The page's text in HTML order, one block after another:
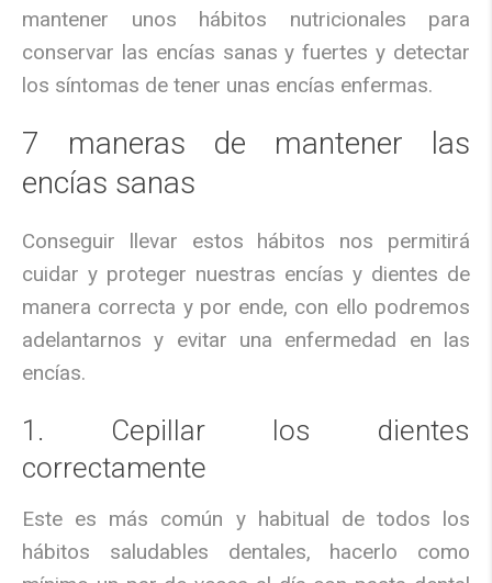
mantener unos hábitos nutricionales para
conservar las encías sanas y fuertes y detectar
los síntomas de tener unas encías enfermas.
7 maneras de mantener las
encías sanas
Conseguir llevar estos hábitos nos permitirá
cuidar y proteger nuestras encías y dientes de
manera correcta y por ende, con ello podremos
adelantarnos y evitar una enfermedad en las
encías.
1. Cepillar los dientes
correctamente
Este es más común y habitual de todos los
hábitos saludables dentales, hacerlo como